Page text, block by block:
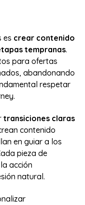
es crear contenido
tempranas.
para ofertas
abandonando
respetar
transiciones claras
contenido
en guiar a los
pieza de
acción
natural.